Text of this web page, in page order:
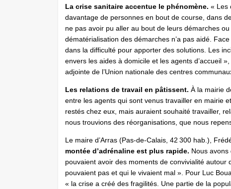
La crise sanitaire accentue le phénomène. « Les
davantage de personnes en bout de course, dans
ne pas avoir pu aller au bout de leurs démarches
dématérialisation des démarches n’a pas aidé.
dans la difficulté pour apporter des solutions. Les
envers les aides à domicile et les agents d’accueil
adjointe de l’Union nationale des centres
Les relations de travail en pâtissent. À la mairie
entre les agents qui sont venus travailler en mairie
restés chez eux, mais auraient souhaité travailler,
nous trouvions des réorganisations, que nous
Le maire d’Arras (Pas-de-Calais, 42 300 hab.),
montée d’adrénaline est plus rapide. Nous
pouvaient avoir des moments de convivialité autour
pouvaient pas et qui le vivaient mal ». Pour Luc
« la crise a créé des fragilités. Une partie de la